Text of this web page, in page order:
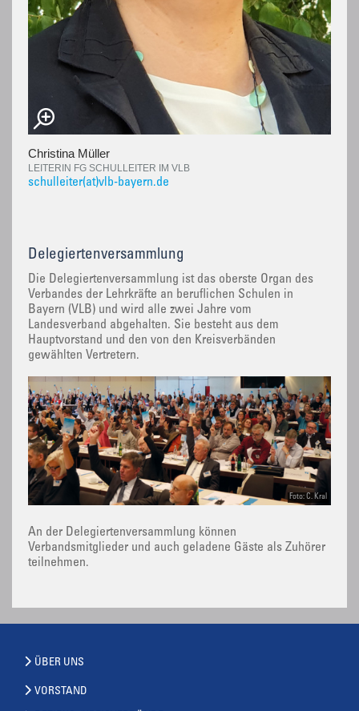
Christina Müller
LEITERIN FG SCHULLEITER IM VLB
schulleiter(at)vlb-bayern.de
Delegiertenversammlung
Die Delegiertenversammlung ist das oberste Organ des
Verbandes der Lehrkräfte an beruflichen Schulen in
Bayern (VLB) und wird alle zwei Jahre vom
Landesverband abgehalten. Sie besteht aus dem
Hauptvorstand und den von den Kreisverbänden
gewählten Vertretern.
Foto: C. Kral
An der Delegiertenversammlung können
Verbandsmitglieder und auch geladene Gäste als Zuhörer
teilnehmen.
ÜBER UNS
VORSTAND